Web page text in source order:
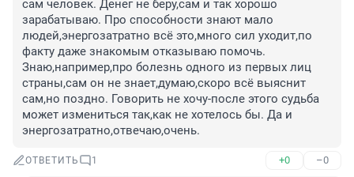
сам человек. Денег не беру,сам и так хорошо
зарабатываю. Про способности знают мало
людей,энергозатратно всё это,много сил уходит,по
факту даже знакомым отказываю помочь.
Знаю,например,про болезнь одного из первых лиц
страны,сам он не знает,думаю,скоро всё выяснит
сам,но поздно. Говорить не хочу-после этого судьба
может измениться так,как не хотелось бы. Да и
энергозатратно,отвечаю,очень.
ОТВЕТИТЬ 1 +0 –0